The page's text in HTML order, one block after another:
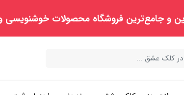
و جامع‌ترین فروشگاه محصولات خوشنویسی